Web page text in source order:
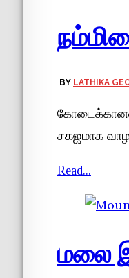
BY LATHIKA
கோடைக்கானல்
சகஜமாக
Read...
மலை